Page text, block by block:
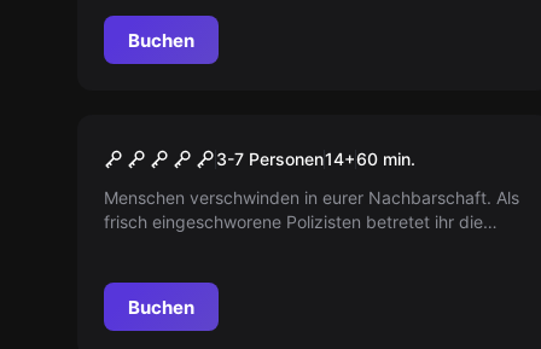
Buchen
Blutrausch3-7 Personen14+60 min.
Menschen verschwinden in eurer Nachbarschaft. Als
frisch eingeschworene Polizisten betretet ihr die
Buchen